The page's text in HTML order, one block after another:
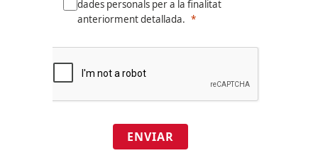
dades personals per a la finalitat
anteriorment detallada.
ENVIAR